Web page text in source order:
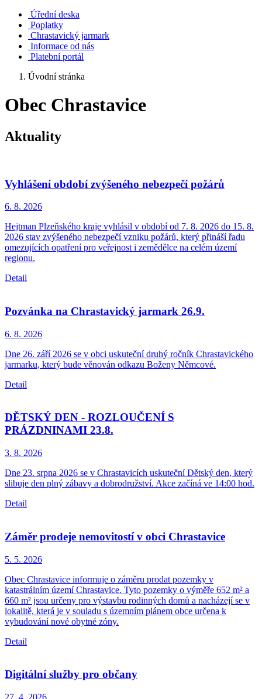
Úřední deska
Poplatky
Chrastavický jarmark
Informace od nás
Platební portál
Úvodní stránka
Obec Chrastavice
Aktuality
Vyhlášení období zvýšeného nebezpečí požárů
6. 8. 2026
Hejtman Plzeňského kraje vyhlásil v období od 7. 8. 2026 do 15. 8.
2026 stav zvýšeného nebezpečí vzniku požárů, který přináší řadu
omezujících opatření pro veřejnost i zemědělce na celém území
regionu.
Detail
Pozvánka na Chrastavický jarmark 26.9.
6. 8. 2026
Dne 26. září 2026 se v obci uskuteční druhý ročník Chrastavického
jarmarku, který bude věnován odkazu Boženy Němcové.
Detail
DĚTSKÝ DEN - ROZLOUČENÍ S
PRÁZDNINAMI 23.8.
3. 8. 2026
Dne 23. srpna 2026 se v Chrastavicích uskuteční Dětský den, který
slibuje den plný zábavy a dobrodružství. Akce začíná ve 14:00 hod.
Detail
Záměr prodeje nemovitostí v obci Chrastavice
5. 5. 2026
Obec Chrastavice informuje o záměru prodat pozemky v
katastrálním území Chrastavice. Tyto pozemky o výměře 652 m² a
660 m² jsou určeny pro výstavbu rodinných domů a nacházejí se v
lokalitě, která je v souladu s územním plánem obce určena k
vybudování nové obytné zóny.
Detail
Digitální služby pro občany
27. 4. 2026